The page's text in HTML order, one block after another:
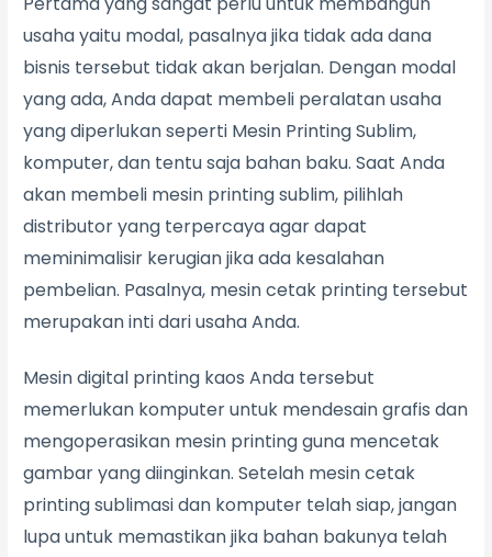
usaha yaitu modal, pasalnya jika tidak ada dana
bisnis tersebut tidak akan berjalan. Dengan modal
yang ada, Anda dapat membeli peralatan usaha
yang diperlukan seperti Mesin Printing Sublim,
komputer, dan tentu saja bahan baku. Saat Anda
akan membeli mesin printing sublim, pilihlah
distributor yang terpercaya agar dapat
meminimalisir kerugian jika ada kesalahan
pembelian. Pasalnya, mesin cetak printing tersebut
merupakan inti dari usaha Anda.
Mesin digital printing kaos Anda tersebut
memerlukan komputer untuk mendesain grafis dan
mengoperasikan mesin printing guna mencetak
gambar yang diinginkan. Setelah mesin cetak
printing sublimasi dan komputer telah siap, jangan
lupa untuk memastikan jika bahan bakunya telah